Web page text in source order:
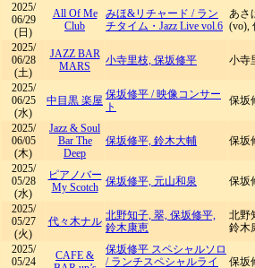
2025/
06/29
(日)
All Of Me
Club
みほ&リチャード / ラン
チタイム・Jazz Live vol.6
あさ
(vo),
2025/
06/28
(土)
JAZZ BAR
MARS
小寺里枝, 保坂修平 小寺
2025/
06/25
(水)
中目黒 楽屋 保坂修平 /映像コンサー
ト
保坂
2025/
06/05
(木)
Jazz & Soul
Bar The
Deep
保坂修平, 鈴木大輔 保坂
2025/
05/28
(水)
ピアノバー
My Scotch
保坂修平, 元山和泉 保坂
2025/
05/27
(火)
代々木ナル 北野知子, 翠, 保坂修平,
鈴木康恵
北野
鈴木
2025/
05/24
CAFE &
保坂修平 スペシャルソロ
/ ランチスペシャルライ
保坂